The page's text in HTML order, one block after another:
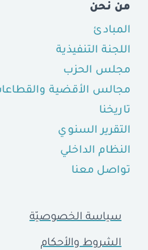
من نحن
المبادئ
اللجنة التنفيذية
مجلس الحزب
مجالس الأقضية والقطاعات
تاريخنا
التقرير السنوي
النظام الداخلي
تواصل معنا
سياسة الخصوصيّة
الشروط والأحكام